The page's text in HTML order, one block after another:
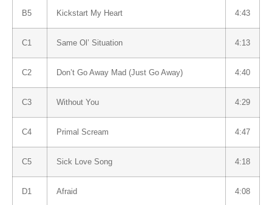
B5 Kickstart My Heart 4:43
C1 Same Ol’ Situation 4:13
C2 Don’t Go Away Mad (Just Go Away) 4:40
C3 Without You 4:29
C4 Primal Scream 4:47
C5 Sick Love Song 4:18
D1 Afraid 4:08